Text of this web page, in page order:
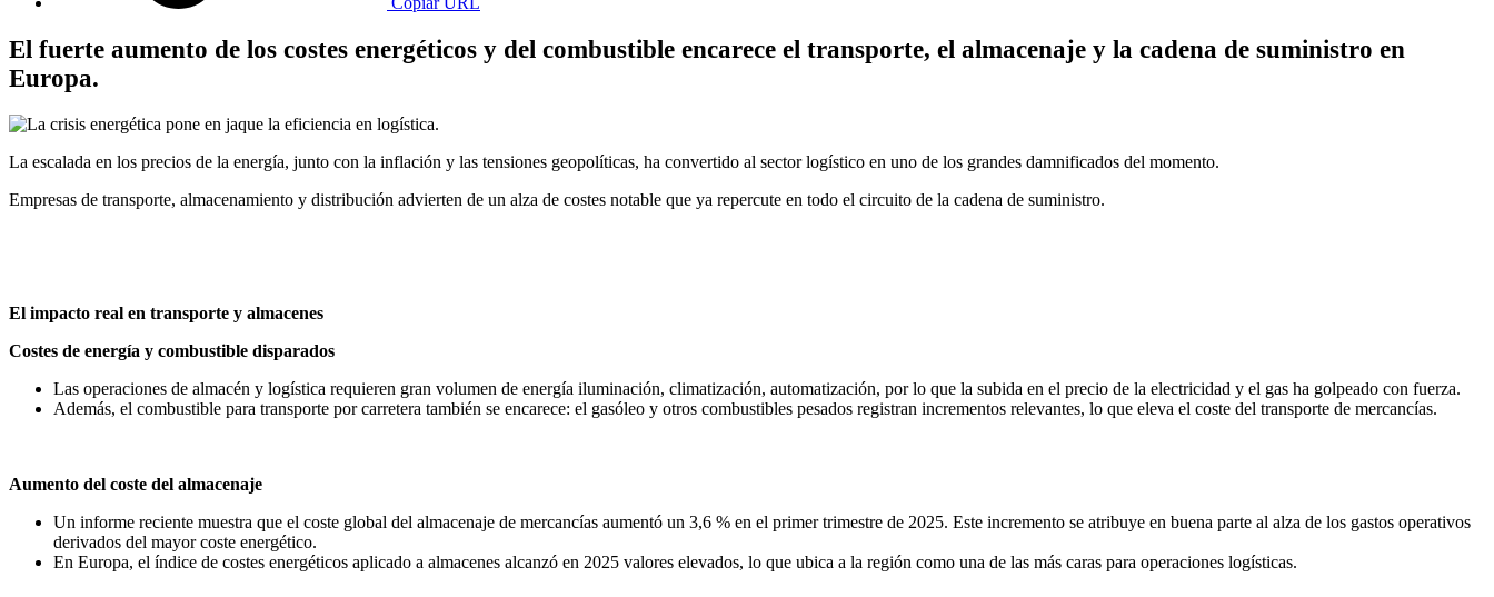
El fuerte aumento de los costes energéticos y del combustible encarece el transporte, el almacenaje y la cadena de suministro en
Europa.
La escalada en los precios de la energía, junto con la inflación y las tensiones geopolíticas, ha convertido al sector logístico en uno de los grandes damnificados del momento.
Empresas de transporte, almacenamiento y distribución advierten de un alza de costes notable que ya repercute en todo el circuito de la cadena de suministro.
El impacto real en transporte y almacenes
Costes de energía y combustible disparados
Las operaciones de almacén y logística requieren gran volumen de energía iluminación, climatización, automatización, por lo que la subida en el precio de la electricidad y el gas ha golpeado con fuerza.
Además, el combustible para transporte por carretera también se encarece: el gasóleo y otros combustibles pesados registran incrementos relevantes, lo que eleva el coste del transporte de mercancías.
Aumento del coste del almacenaje
Un informe reciente muestra que el coste global del almacenaje de mercancías aumentó un 3,6 % en el primer trimestre de 2025. Este incremento se atribuye en buena parte al alza de los gastos operativos
derivados del mayor coste energético.
En Europa, el índice de costes energéticos aplicado a almacenes alcanzó en 2025 valores elevados, lo que ubica a la región como una de las más caras para operaciones logísticas.